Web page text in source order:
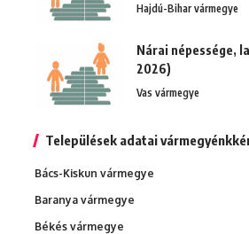
Hajdú-Bihar vármegye
Nárai népessége,
2026)
Vas vármegye
Települések adatai
Bács-Kiskun vármegye
Baranya vármegye
Békés vármegye